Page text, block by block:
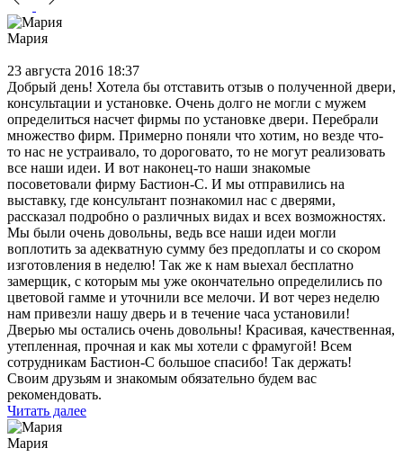
Мария
23 августа 2016 18:37
Добрый день! Хотела бы отставить отзыв о полученной двери,
консультации и установке. Очень долго не могли с мужем
определиться насчет фирмы по установке двери. Перебрали
множество фирм. Примерно поняли что хотим, но везде что-
то нас не устраивало, то дороговато, то не могут реализовать
все наши идеи. И вот наконец-то наши знакомые
посоветовали фирму Бастион-С. И мы отправились на
выставку, где консультант познакомил нас с дверями,
рассказал подробно о различных видах и всех возможностях.
Мы были очень довольны, ведь все наши идеи могли
воплотить за адекватную сумму без предоплаты и со скором
изготовления в неделю! Так же к нам выехал бесплатно
замерщик, с которым мы уже окончательно определились по
цветовой гамме и уточнили все мелочи. И вот через неделю
нам привезли нашу дверь и в течение часа установили!
Дверью мы остались очень довольны! Красивая, качественная,
утепленная, прочная и как мы хотели с фрамугой! Всем
сотрудникам Бастион-С большое спасибо! Так держать!
Своим друзьям и знакомым обязательно будем вас
рекомендовать.
Читать далее
Мария